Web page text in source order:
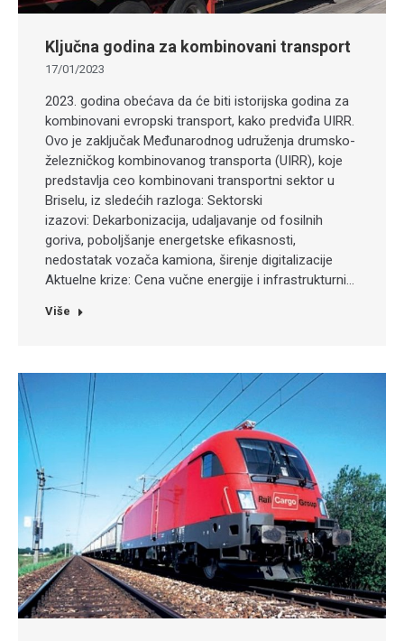
Ključna godina za kombinovani transport
17/01/2023
2023. godina obećava da će biti istorijska godina za
kombinovani evropski transport, kako predviđa UIRR.
Ovo je zaključak Međunarodnog udruženja drumsko-
železničkog kombinovanog transporta (UIRR), koje
predstavlja ceo kombinovani transportni sektor u
Briselu, iz sledećih razloga: Sektorski
izazovi: Dekarbonizacija, udaljavanje od fosilnih
goriva, poboljšanje energetske efikasnosti,
nedostatak vozača kamiona, širenje digitalizacije
Aktuelne krize: Cena vučne energije i infrastrukturni…
Više